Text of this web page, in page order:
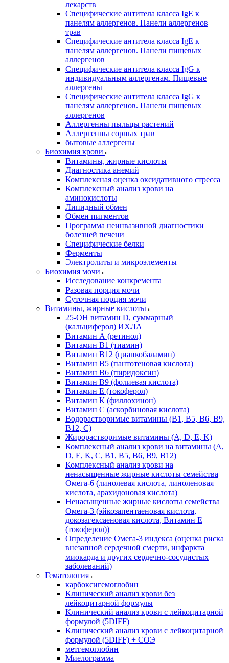
лекарств
Специфические антитела класса IgE к
панелям аллергенов. Панели аллергенов
трав
Специфические антитела класса IgE к
панелям аллергенов. Панели пищевых
аллергенов
Специфические антитела класса IgG к
индивидуальным аллергенам. Пищевые
аллергены
Специфические антитела класса IgG к
панелям аллергенов. Панели пищевых
аллергенов
Аллергенны пыльцы растений
Аллергенны сорных трав
бытовые аллергены
Биохимия крови
Витамины, жирные кислоты
Диагностика анемий
Комплексная оценка оксидативного стресса
Комплексный анализ крови на
аминокислоты
Липидный обмен
Обмен пигментов
Программа неинвазивной диагностики
болезней печени
Специфические белки
Ферменты
Электролиты и микроэлементы
Биохимия мочи
Исследование конкремента
Разовая порция мочи
Суточная порция мочи
Витамины, жирные кислоты
25-OH витамин D, суммарный
(кальциферол) ИХЛА
Витамин А (ретинол)
Витамин В1 (тиамин)
Витамин В12 (цианкобаламин)
Витамин В5 (пантотеновая кислота)
Витамин В6 (пиридоксин)
Витамин В9 (фолиевая кислота)
Витамин Е (токоферол)
Витамин К (филлохинон)
Витамин С (аскорбиновая кислота)
Водорастворимые витамины (B1, B5, B6, В9,
В12, С)
Жирорастворимые витамины (A, D, E, K)
Комплексный анализ крови на витамины (A,
D, E, K, C, B1, B5, B6, В9, B12)
Комплексный анализ крови на
ненасыщенные жирные кислоты семейства
Омега-6 (линолевая кислота, линоленовая
кислота, арахидоновая кислота)
Ненасыщенные жирные кислоты семейства
Омега-3 (эйкозапентаеновая кислота,
докозагексаеновая кислота, Витамин E
(токоферол))
Определение Омега-3 индекса (оценка риска
внезапной сердечной смерти, инфаркта
миокарда и других сердечно-сосудистых
заболеваний)
Гематология
карбоксигемоглобин
Клинический анализ крови без
лейкоцитарной формулы
Клинический анализ крови с лейкоцитарной
формулой (5DIFF)
Клинический анализ крови с лейкоцитарной
формулой (5DIFF) + СОЭ
метгемоглобин
Миелограмма